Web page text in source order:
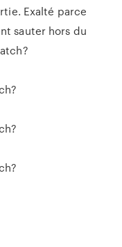
Exalté parce
sauter hors du